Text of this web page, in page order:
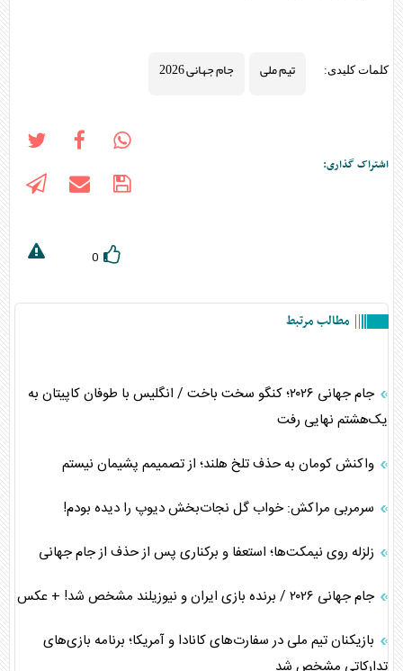
کلمات کلیدی: تیم ملی جام جهانی 2026
اشتراک گذاری:
0
مطالب مرتبط
جام جهانی ۲۰۲۶؛ کنگو سخت باخت / انگلیس با طوفان کاپیتان به
یک‌هشتم نهایی رفت
واکنش کومان به حذف تلخ هلند؛ از تصمیمم پشیمان نیستم
سرمربی مراکش: خواب گل نجات‌بخش دیوپ را دیده بودم!
زلزله روی نیمکت‌ها؛ استعفا و برکناری پس از حذف از جام جهانی
جام جهانی ۲۰۲۶ / برنده بازی ایران و نیوزیلند مشخص شد! + عکس
بازیکنان تیم ملی در سفارت‌های کانادا و آمریکا؛ برنامه بازی‌های